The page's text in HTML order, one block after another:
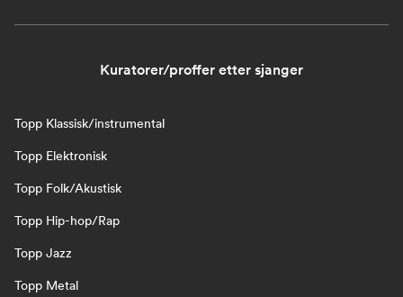
Kuratorer/proffer etter sjanger
Topp Klassisk/instrumental
Topp Elektronisk
Topp Folk/Akustisk
Topp Hip-hop/Rap
Topp Jazz
Topp Metal